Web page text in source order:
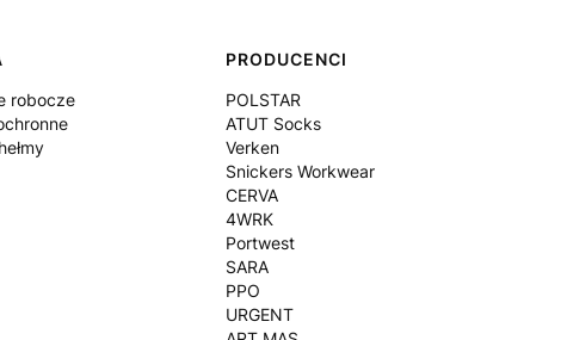
robocze
PRODUCENCI
POLSTAR
ATUT Socks
Verken
Snickers Workwear
CERVA
4WRK
Portwest
SARA
PPO
URGENT